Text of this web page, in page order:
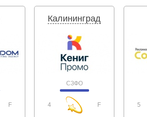
F
Калининград
СЗФО
4 F 5